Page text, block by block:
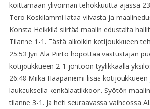
koittamaan ylivoiman tehokkuutta ajassa
Tero Koskilammi lataa viivasta ja
Konsta Heikkilä siirtää maalin edustalta
Tilanne 1-1. Tästä alkoikin kotijoukkueen
25:53 Jyri Ala-Piirto höpöttää vastustajan
kotijoukkueen 2-1 johtoon tyylikkäällä
26:48 Miika Haapaniemi lisää
laukauksella kenkälaatikkoon. Syötön
tilanne 3-1. Ja heti seuraavassa vaihdossa